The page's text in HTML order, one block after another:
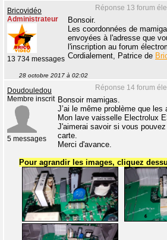
Réponse 13 forum
Bricovidéo
Administrateur
13 734 messages
Bonsoir.
Les coordonnées de
envoyées à l'adresse que
l'inscription au forum
Cordialement, Patrice de
28 octobre 2017 à 02:02
Réponse 14 forum
Doudouledou
Membre inscrit
5 messages
Bonsoir mamigas.
J’ai le même problème que les
Mon lave vaisselle Electrolux
J'aimerai savoir si vous
carte.
Merci d'avance.
Pour agrandir les images, cliquez